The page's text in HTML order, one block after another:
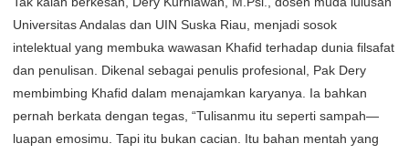
Universitas Andalas dan UIN Suska Riau, menjadi sosok
intelektual yang membuka wawasan Khafid terhadap dunia filsafat
dan penulisan. Dikenal sebagai penulis profesional, Pak Dery
membimbing Khafid dalam menajamkan karyanya. Ia bahkan
pernah berkata dengan tegas, “Tulisanmu itu seperti sampah—
luapan emosimu. Tapi itu bukan cacian. Itu bahan mentah yang